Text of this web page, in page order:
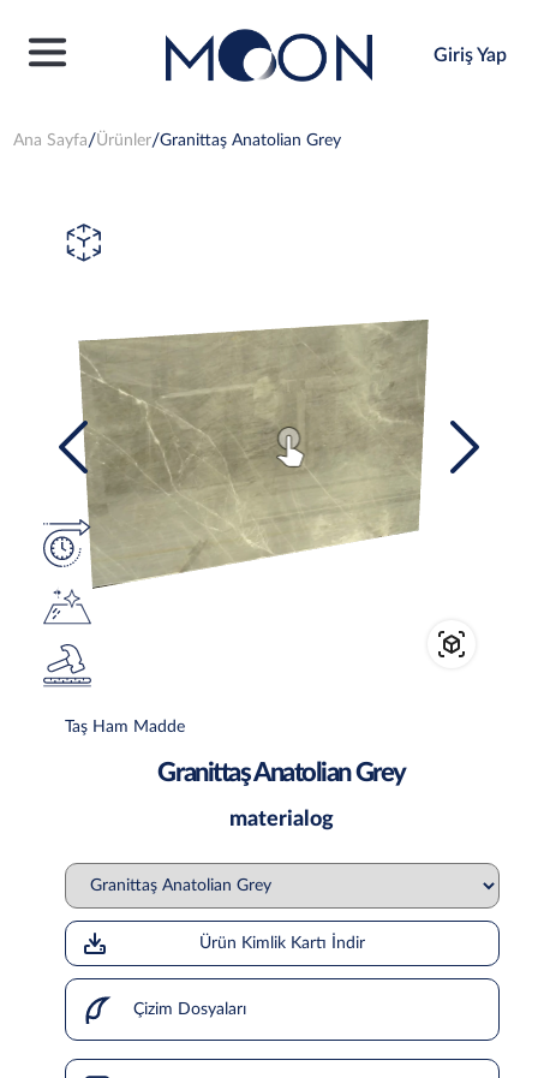
Giriş Yap
Ana Sayfa Ürünler Granittaş Anatolian Grey
Taş Ham Madde
Granittaş Anatolian Grey
materialog
Ürün Kimlik Kartı İndir
Çizim Dosyaları